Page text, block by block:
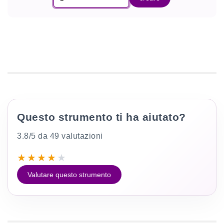
Questo strumento ti ha aiutato?
3.8/5 da 49 valutazioni
★★★★ ★
Valutare questo strumento